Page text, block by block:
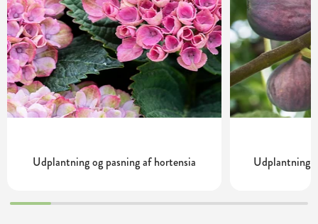
Udplantning og pasning af hortensia Udplantning